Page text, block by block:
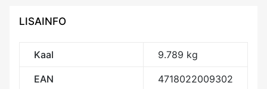
LISAINFO
Kaal 9.789 kg
EAN 4718022009302